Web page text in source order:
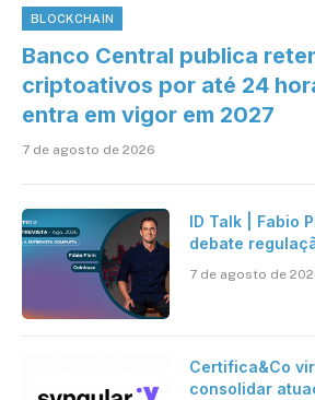
BLOCKCHAIN
Banco Central publica
criptoativos por até 24
entra em vigor em 2027
7 de agosto de 2026
ID Talk | Fabio
debate
7 de agosto de
Certifica&Co
consolidar